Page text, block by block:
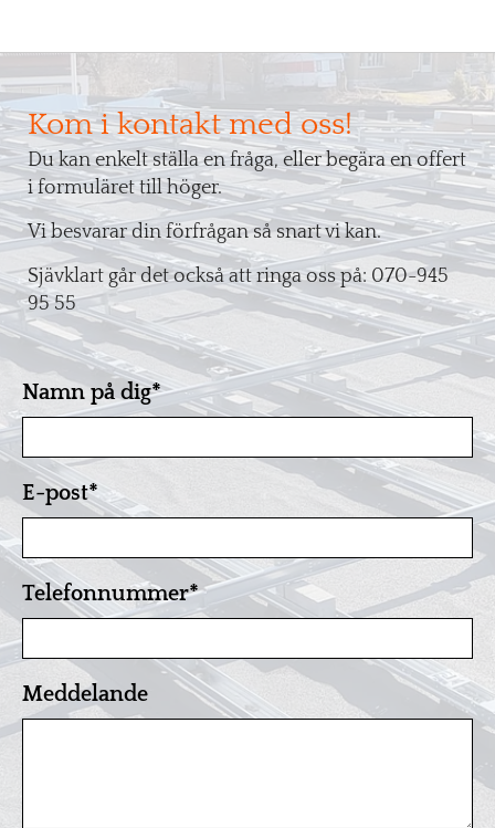
Kom i kontakt med oss!
Du kan enkelt ställa en fråga, eller begära en offert
i formuläret till höger.
Vi besvarar din förfrågan så snart vi kan.
Sjävklart går det också att ringa oss på: 070-945
95 55
Namn på dig*
E-post*
Telefonnummer*
Meddelande